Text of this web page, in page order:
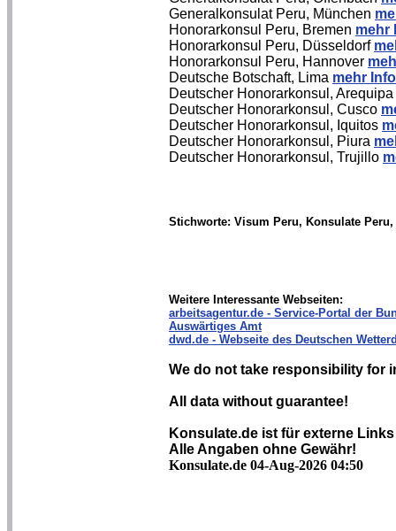
Generalkonsulat Peru, München
Honorarkonsul Peru, Bremen mehr
Honorarkonsul Peru, Düsseldorf
Honorarkonsul Peru, Hannover
Deutsche Botschaft, Lima mehr Info
Deutscher Honorarkonsul, Arequipa
Deutscher Honorarkonsul, Cusco
Deutscher Honorarkonsul, Iquitos
Deutscher Honorarkonsul, Piura
Deutscher Honorarkonsul, Trujillo
Stichworte: Visum Peru, Konsulate
Weitere Interessante Webseiten:
arbeitsagentur.de - Service-Portal der
Auswärtiges Amt
dwd.de - Webseite des Deutschen
We do not take responsibility for
All data without guarantee!
Konsulate.de ist für externe
Alle Angaben ohne Gewähr!
Konsulate.de 04-Aug-2026 04:50